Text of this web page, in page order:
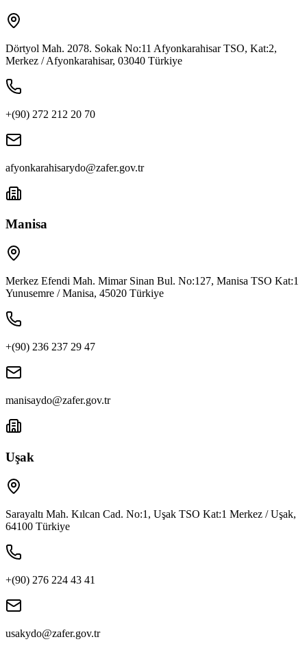
Dörtyol Mah. 2078. Sokak No:11 Afyonkarahisar TSO, Kat:2,
Merkez / Afyonkarahisar, 03040 Türkiye
+(90) 272 212 20 70
afyonkarahisarydo@zafer.gov.tr
Manisa
Merkez Efendi Mah. Mimar Sinan Bul. No:127, Manisa TSO Kat:1
Yunusemre / Manisa, 45020 Türkiye
+(90) 236 237 29 47
manisaydo@zafer.gov.tr
Uşak
Sarayaltı Mah. Kılcan Cad. No:1, Uşak TSO Kat:1 Merkez / Uşak,
64100 Türkiye
+(90) 276 224 43 41
usakydo@zafer.gov.tr